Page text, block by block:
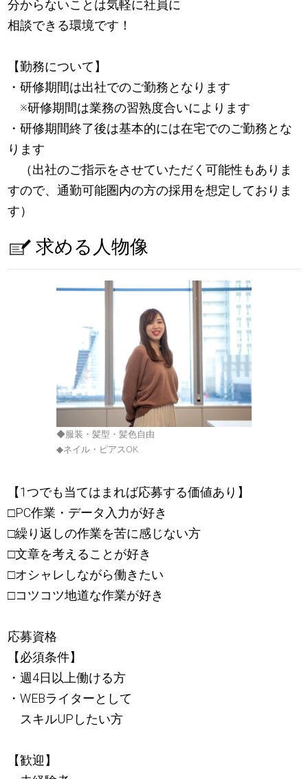
分からないことは気軽に社員に
相談できる環境です！
【勤務について】
・研修期間は出社でのご勤務となります
※研修期間は業務の習熟度合いによります
・研修期間終了後は基本的には在宅でのご勤務とな
ります
（出社のご指示をさせていただく可能性もありま
すので、通勤可能圏内の方の採用を想定しておりま
す）
求める人物像
◆服装・髪型・髪色自由
◆ネイル・ピアスOK
【1つでも当てはまれば応募する価値あり】
□PC作業・データ入力が好き
□繰り返しの作業を苦に感じない方
□文章を考えることが好き
□オシャレしながら働きたい
□コツコツ地道な作業が好き
応募資格
【必須条件】
・週4日以上働ける方
・WEBライターとして
スキルUPしたい方
【歓迎】